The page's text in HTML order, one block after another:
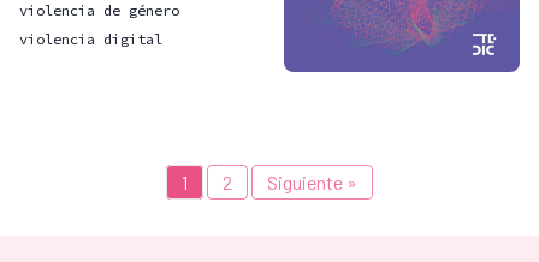
violencia de género
violencia digital
1 2 Siguiente »